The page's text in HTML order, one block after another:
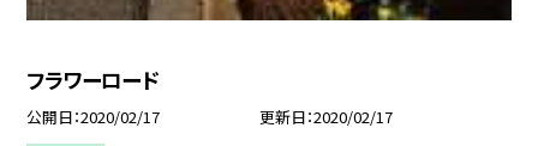
フラワーロード
公開日 2020/02/17 更新日 2020/02/17